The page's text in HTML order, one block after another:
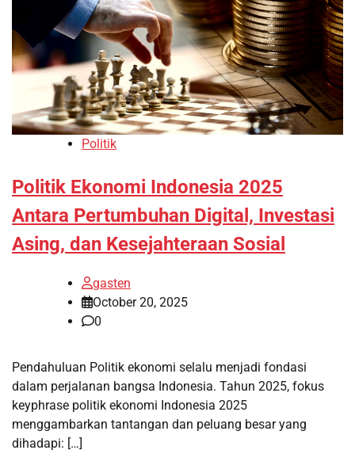
Politik
Politik Ekonomi Indonesia 2025
Antara Pertumbuhan Digital, Investasi
Asing, dan Kesejahteraan Sosial
gasten
October 20, 2025
0
Pendahuluan Politik ekonomi selalu menjadi fondasi
dalam perjalanan bangsa Indonesia. Tahun 2025, fokus
keyphrase politik ekonomi Indonesia 2025
menggambarkan tantangan dan peluang besar yang
dihadapi: […]